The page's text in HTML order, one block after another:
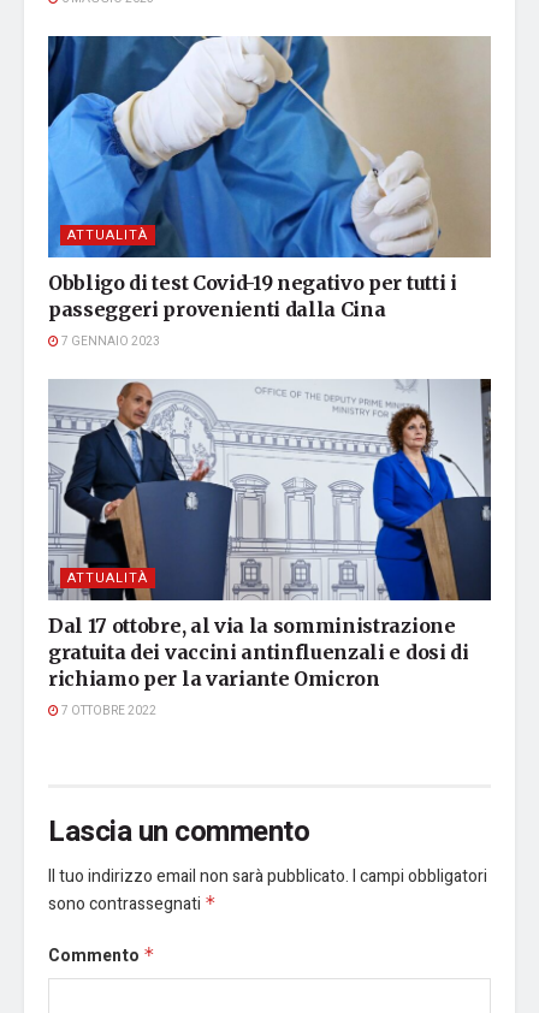
ATTUALITÀ
Obbligo di test Covid-19 negativo per tutti i
passeggeri provenienti dalla Cina
7 GENNAIO 2023
ATTUALITÀ
Dal 17 ottobre, al via la somministrazione
gratuita dei vaccini antinfluenzali e dosi di
richiamo per la variante Omicron
7 OTTOBRE 2022
Lascia un commento
Il tuo indirizzo email non sarà pubblicato.I campi obbligatori
sono contrassegnati *
Commento *